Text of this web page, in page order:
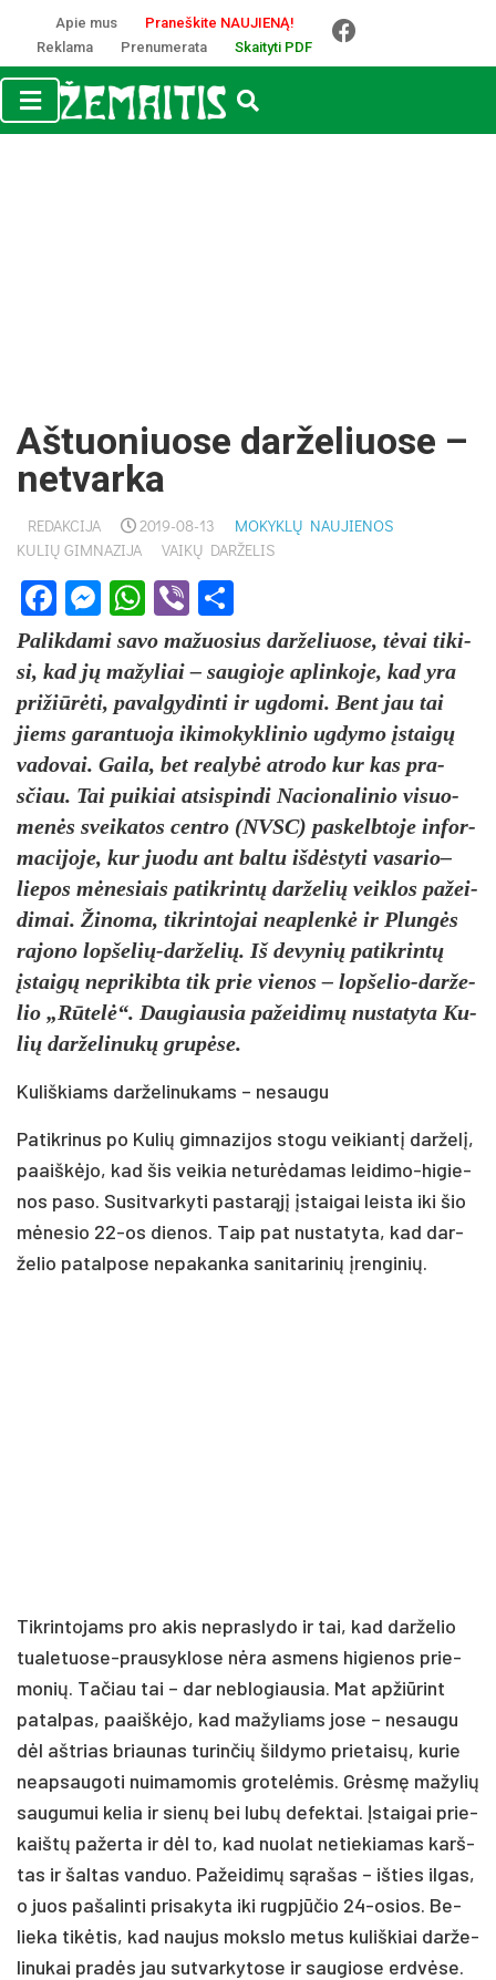
Apie mus
Praneškite NAUJIENĄ!
Reklama
Prenumerata Skaityti PDF
Aštuoniuose darželiuose –
netvarka
REDAKCIJA 2019-08-13
MOKYKLŲ NAUJIENOS
KULIŲ GIMNAZIJA
VAIKŲ DARŽELIS
Facebook
Messenger
WhatsApp
Viber
Pa­lik­da­mi sa­vo ma­žuo­sius dar­že­liuo­se, tė­vai ti­ki­
si, kad jų ma­žy­liai – sau­gio­je ap­lin­ko­je, kad yra
pri­žiū­rė­ti, pa­val­gy­din­ti ir ug­do­mi. Bent jau tai
jiems ga­ran­tuo­ja iki­mo­kyk­li­nio ug­dy­mo įstai­gų
va­do­vai. Gai­la, bet rea­ly­bė at­ro­do kur kas pra­
sčiau. Tai pui­kiai at­si­spin­di Na­cio­na­li­nio vi­suo­
me­nės svei­ka­tos cent­ro (NVSC) pa­skelb­to­je in­for­
ma­ci­jo­je, kur juo­du ant bal­tu iš­dės­ty­ti vasario–
liepos mė­ne­siais pa­tik­rin­tų dar­že­lių veik­los pa­žei­
di­mai. Ži­no­ma, tik­rin­to­jai neap­len­kė ir Plun­gės
ra­jo­no lop­še­lių-dar­že­lių. Iš de­vy­nių pa­tik­rin­tų
įstai­gų ne­pri­kib­ta tik prie vie­nos – lop­še­lio-dar­že­
lio „Rū­te­lė“. Dau­giau­sia pa­žei­di­mų nu­sta­ty­ta Ku­
lių dar­že­li­nu­kų gru­pė­se.
Ku­liš­kiams dar­že­li­nu­kams – ne­sau­gu
Pa­tik­ri­nus po Ku­lių gim­na­zi­jos sto­gu vei­kian­tį dar­že­lį,
paaiš­kė­jo, kad šis vei­kia ne­tu­rė­da­mas lei­di­mo-hi­gie­
nos pa­so. Su­sit­var­ky­ti pa­sta­rą­jį įstai­gai leis­ta iki šio
mė­ne­sio 22-os die­nos. Taip pat nu­sta­ty­ta, kad dar­
že­lio pa­tal­po­se ne­pa­kan­ka sa­ni­ta­ri­nių įren­gi­nių.
Tik­rin­to­jams pro akis ne­pras­ly­do ir tai, kad dar­že­lio
tua­le­tuo­se-prau­syk­lo­se nė­ra as­mens hi­gie­nos prie­
mo­nių. Ta­čiau tai – dar ne­blo­giau­sia. Mat ap­žiū­rint
pa­tal­pas, paaiš­kė­jo, kad ma­žy­liams jo­se – ne­sau­gu
dėl ašt­rias briau­nas tu­rin­čių šil­dy­mo prie­tai­sų, ku­rie
neap­sau­go­ti nui­ma­mo­mis gro­te­lė­mis. Grės­mę ma­žy­lių
sau­gu­mui ke­lia ir sie­nų bei lu­bų de­fek­tai. Įs­tai­gai prie­
kaiš­tų pa­žer­ta ir dėl to, kad nuo­lat ne­tie­kia­mas karš­
tas ir šal­tas van­duo. Pa­žei­di­mų są­ra­šas – iš­ties il­gas,
o juos pa­ša­lin­ti pri­sa­ky­ta iki rugp­jū­čio 24-osios. Be­
lie­ka ti­kė­tis, kad nau­jus moks­lo me­tus ku­liš­kiai dar­že­
li­nu­kai pra­dės jau su­tvar­ky­to­se ir sau­gio­se erd­vė­se.